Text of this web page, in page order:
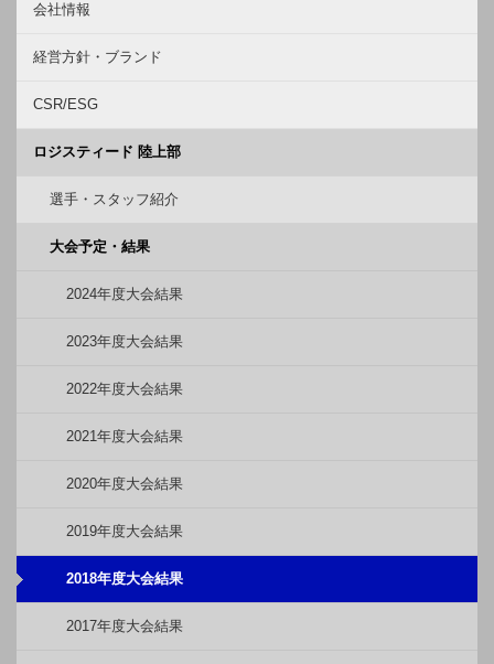
会社情報
経営方針・ブランド
CSR/ESG
ロジスティード 陸上部
選手・スタッフ紹介
大会予定・結果
2024年度大会結果
2023年度大会結果
2022年度大会結果
2021年度大会結果
2020年度大会結果
2019年度大会結果
2018年度大会結果
2017年度大会結果